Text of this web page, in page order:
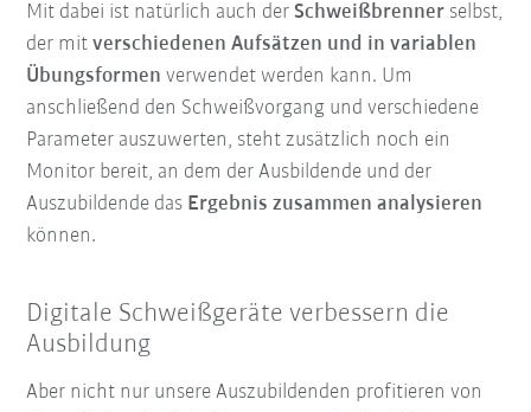
Mit dabei ist natürlich auch derSchweißbrenner selbst,
der mitverschiedenen Aufsätzen und in variablen
Übungsformen verwendet werden kann. Um
anschließend den Schweißvorgang und verschiedene
Parameter auszuwerten, steht zusätzlich noch ein
Monitor bereit, an dem der Ausbildende und der
Auszubildende das Ergebnis zusammen analysieren
können.
Digitale Schweißgeräte verbessern die
Ausbildung
Aber nicht nur unsere Auszubildenden profitieren von